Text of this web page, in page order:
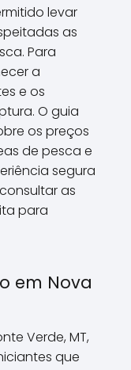
levar
as
Para
a
e os
O guia
os preços
de pesca e
segura
as
para
em Nova
Verde, MT,
que